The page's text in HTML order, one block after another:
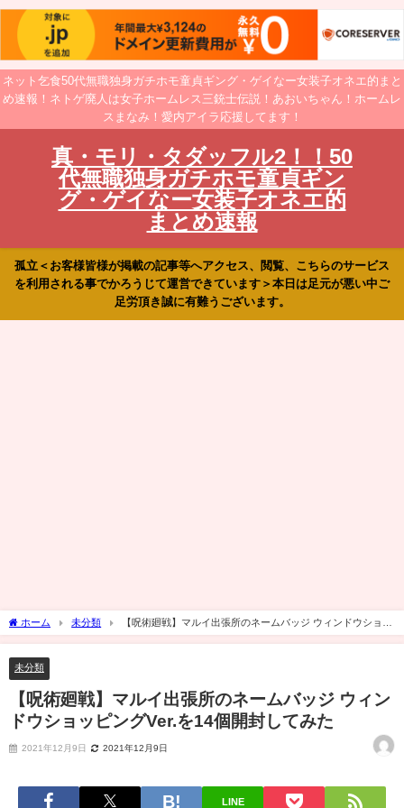
ネット乞食50代無職独身ガチホモ童貞ギング・ゲイなー女装子オネエ的まと
め速報！ネトゲ廃人は女子ホームレス三銃士伝説！あおいちゃん！ホームレ
スまなみ！愛内アイラ応援してます！
真・モリ・タダッフル2！！50
代無職独身ガチホモ童貞ギン
グ・ゲイなー女装子オネエ的
まとめ速報
孤立＜お客様皆様が掲載の記事等へアクセス、閲覧、こちらのサービス
を利用される事でかろうじて運営できています＞本日は足元が悪い中ご
足労頂き誠に有難うございます。
ホーム 未分類
【呪術廻戦】マルイ出張所のネームバッジ ウィンドウショッ
ピングVer.を14個開封してみた
未分類
【呪術廻戦】マルイ出張所のネームバッジ ウィン
ドウショッピングVer.を14個開封してみた
2021年12月9日 2021年12月9日
LINE